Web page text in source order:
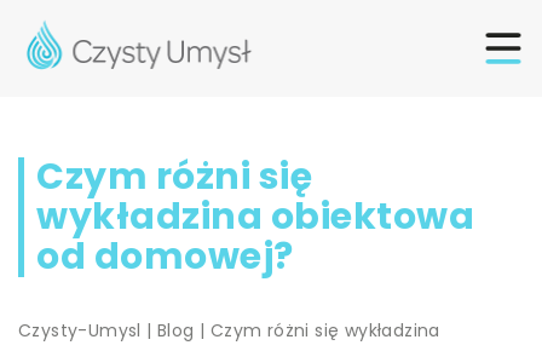
Czym różni się
wykładzina obiektowa
od domowej?
Czysty-Umysl |Blog | Czym różni się wykładzina